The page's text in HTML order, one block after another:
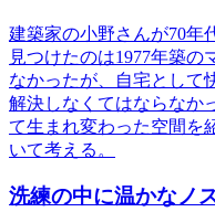
建築家の小野さんが70年
見つけたのは1977年築
なかったが、自宅として
解決しなくてはならなか
て生まれ変わった空間を
いて考える。
洗練の中に温かなノ